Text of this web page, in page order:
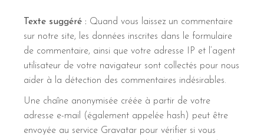
Texte suggéré : Quand vous laissez un commentaire
sur notre site, les données inscrites dans le formulaire
de commentaire, ainsi que votre adresse IP et l’agent
utilisateur de votre navigateur sont collectés pour nous
aider à la détection des commentaires indésirables.
Une chaîne anonymisée créée à partir de votre
adresse e-mail (également appelée hash) peut être
envoyée au service Gravatar pour vérifier si vous